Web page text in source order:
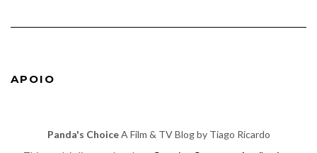
APOIO
Panda's ChoiceA Film & TV Blog by Tiago Ricardo